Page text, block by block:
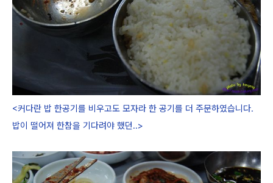
<커다란 밥 한공기를 비우고도 모자라 한 공기를 더 주문하였습니다.
밥이 떨어져 한참을 기다려야 했던..>